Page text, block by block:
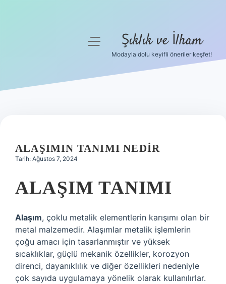
Hakkımızda
menüyü
Şıklık ve İlham
Modayla dolu keyifli öneriler keşfet!
ALAŞIMIN TANIMI NEDIR
Tarih: Ağustos 7, 2024
ALAŞIM TANIMI
Alaşım, çoklu metalik elementlerin karışımı olan bir
metal malzemedir. Alaşımlar metalik işlemlerin
çoğu amacı için tasarlanmıştır ve yüksek
sıcaklıklar, güçlü mekanik özellikler, korozyon
direnci, dayanıklılık ve diğer özellikleri nedeniyle
çok sayıda uygulamaya yönelik olarak kullanılırlar.